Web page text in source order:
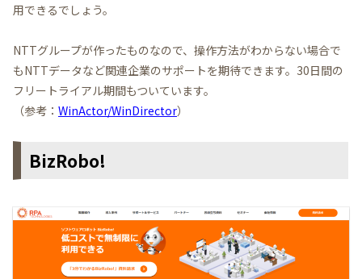
用できるでしょう。
NTTグループが作ったものなので、操作方法がわからない場合で
もNTTデータなど関連企業のサポートを期待できます。30日間の
フリートライアル期間もついています。
（参考： WinActor/WinDirector）
BizRobo!